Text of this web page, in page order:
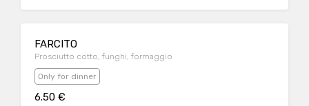
FARCITO
Prosciutto cotto, funghi, formaggio
Only for dinner
6.50 €